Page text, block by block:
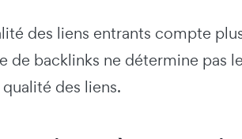
des liens entrants compte
de backlinks ne détermine pas
des liens.